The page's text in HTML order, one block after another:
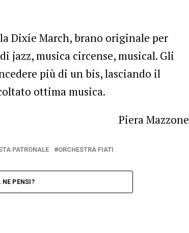
Dixie March, brano originale per
jazz, musica circense, musical. Gli
più di un bis, lasciando il
ottima musica.
Piera Mazzone
PATRONALE ORCHESTRA FIATI
NE PENSI?